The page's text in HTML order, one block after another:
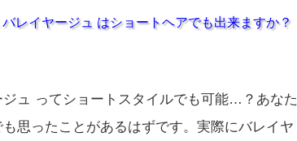
バレイヤージュ はショートヘアでも出来ますか？
ジュ ってショートスタイルでも可能…？あなた
思ったことがあるはずです。実際にバレイヤ